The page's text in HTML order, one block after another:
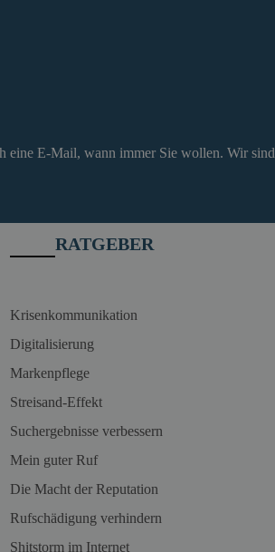
eine E-Mail, wann immer Sie wollen. Wir sind
RATGEBER
Krisenkommunikation
Digitalisierung
Markenpflege
Streisand-Effekt
Suchergebnisse verbessern
Mein guter Ruf
Die Macht der Reputation
Rufschädigung verhindern
Shitstorm im Internet